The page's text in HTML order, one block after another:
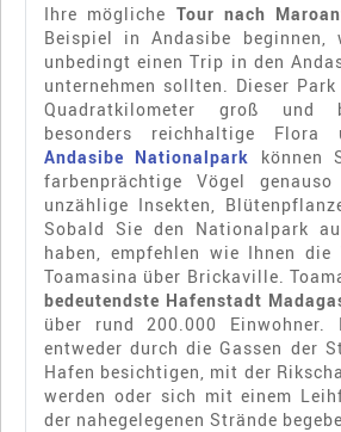
Ihre mögliche Tour nach
Beispiel in Andasibe beginnen,
unbedingt einen Trip in den
unternehmen sollten. Dieser
Quadratkilometer groß und
besonders reichhaltige
Andasibe Nationalpark
können
farbenprächtige Vögel
unzählige Insekten,
Sobald Sie den Nationalpark
haben, empfehlen wie Ihnen die
Toamasina über Brickaville.
bedeutendste Hafenstadt
über rund 200.000 Einwohner.
entweder durch die Gassen der
Hafen besichtigen, mit der
werden oder sich mit einem
der nahegelegenen Strände